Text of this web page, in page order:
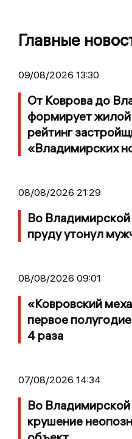
Главные
09/08/2026 13:30
От Коврова до
формирует
рейтинг
«Владимирских
08/08/2026 21:29
Во
пруду утонул
08/08/2026 09:01
«Ковровский
первое
4 раза
07/08/2026 14:34
Во
крушение